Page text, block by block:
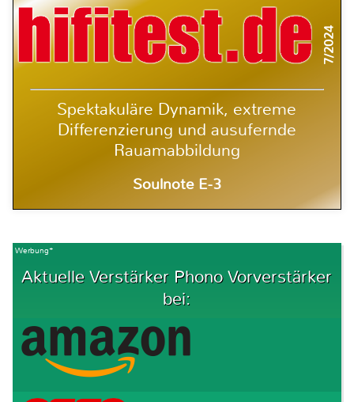
7/2024
Spektakuläre Dynamik, extreme
Differenzierung und ausufernde
Rauamabbildung
Soulnote E-3
Werbung*
Aktuelle Verstärker Phono Vorverstärker
bei: